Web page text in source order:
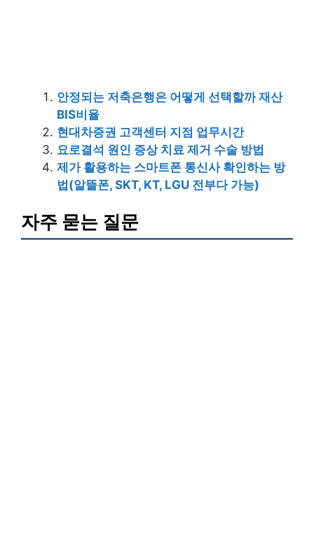
안정되는 저축은행은 어떻게 선택할까 재산
BIS비율
현대차증권 고객센터 지점 업무시간
요로결석 원인 증상 치료 제거 수술 방법
제가 활용하는 스마트폰 통신사 확인하는 방
법(알뜰폰, SKT, KT, LGU 전부다 가능)
자주 묻는 질문